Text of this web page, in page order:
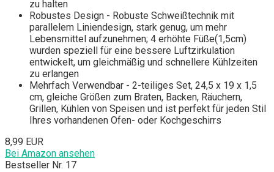
zu halten
Robustes Design - Robuste Schweißtechnik mit
parallelem Liniendesign, stark genug, um mehr
Lebensmittel aufzunehmen; 4 erhöhte Füße(1,5cm)
wurden speziell für eine bessere Luftzirkulation
entwickelt, um gleichmäßig und schnellere Kühlzeiten
zu erlangen
Mehrfach Verwendbar - 2-teiliges Set, 24,5 x 19 x 1,5
cm, gleiche Größen zum Braten, Backen, Räuchern,
Grillen, Kühlen von Speisen und ist perfekt für jeden Stil
Ihres vorhandenen Ofen- oder Kochgeschirrs
8,99 EUR
Bei Amazon ansehen
Bestseller Nr. 17